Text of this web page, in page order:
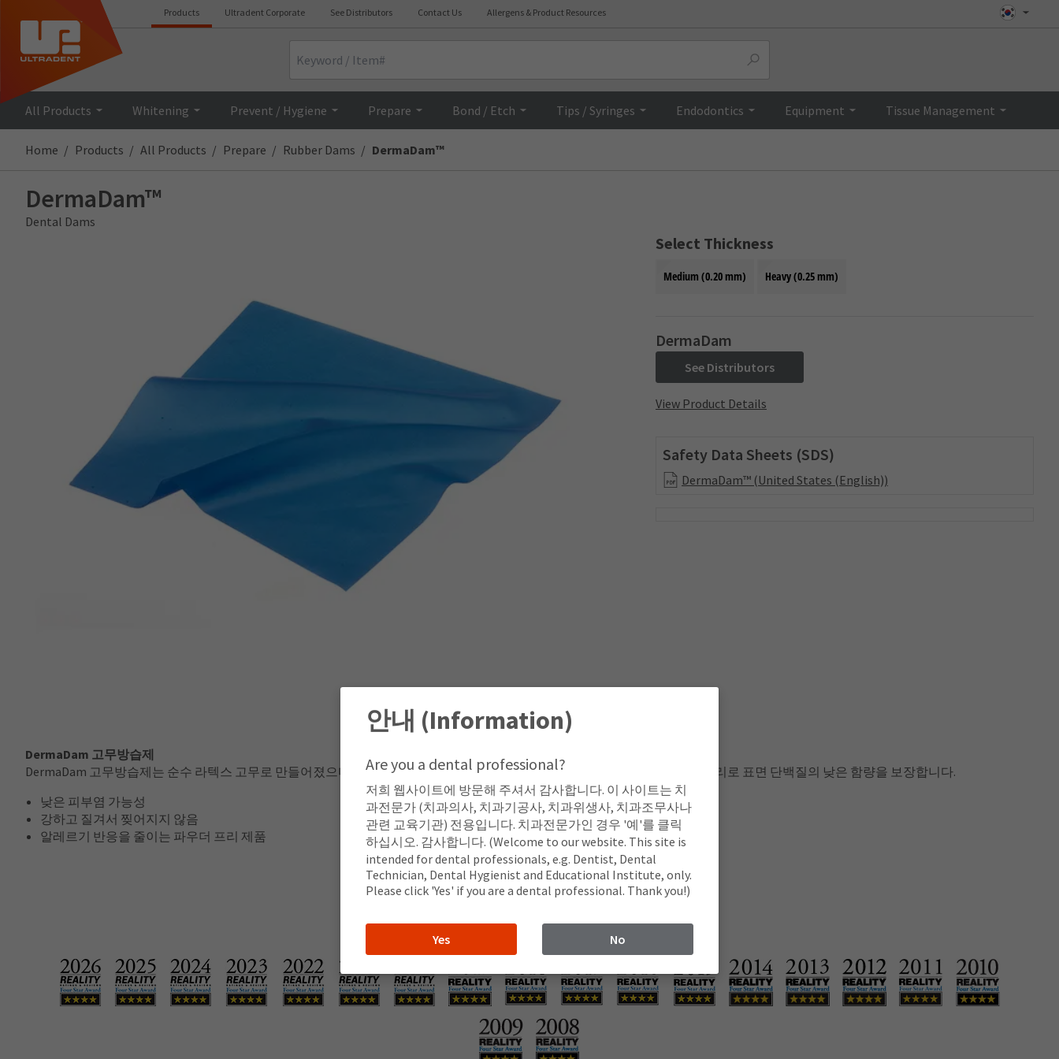
Products Ultradent Corporate See Distributors Contact Us Allergens & Product Resources
All Products Whitening Prevent / Hygiene Prepare Bond / Etch Tips / Syringes Endodontics Equipment Tissue Management
Home Products All Products Prepare Rubber Dams DermaDam™
DermaDam™
Dental Dams
Select Thickness
Medium (0.20 mm) Heavy (0.25 mm)
DermaDam
See Distributors
View Product Details
Safety Data Sheets (SDS)
DermaDam™ (United States (English))
DermaDam 고무방습제
DermaDam 고무방습제는 순수 라텍스 고무로 만들어졌으며 분말이 없어 라텍스 반응 가능성이 줄어들었습니다. 고품질 가공 처리로 표면 단백질의 낮은 함량을 보장합니다.
낮은 피부염 가능성
강하고 질겨서 찢어지지 않음
알레르기 반응을 줄이는 파우더 프리 제품
안내 (Information)
Are you a dental professional?
저희 웹사이트에 방문해 주셔서 감사합니다. 이 사이트는 치
과전문가 (치과의사, 치과기공사, 치과위생사, 치과조무사나
관련 교육기관) 전용입니다. 치과전문가인 경우 '예'를 클릭
하십시오. 감사합니다. (Welcome to our website. This site is
intended for dental professionals, e.g. Dentist, Dental
Technician, Dental Hygienist and Educational Institute, only.
Please click 'Yes' if you are a dental professional. Thank you!)
Yes No